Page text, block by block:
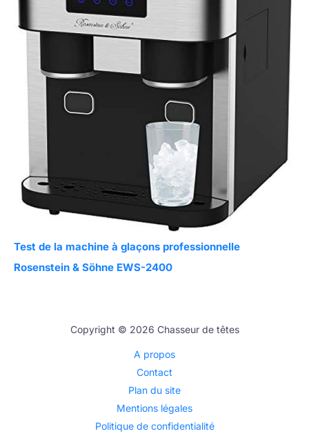
Test de la machine à glaçons professionnelle
Rosenstein & Söhne EWS-2400
Copyright © 2026 Chasseur de têtes
A propos
Contact
Plan du site
Mentions légales
Politique de confidentialité